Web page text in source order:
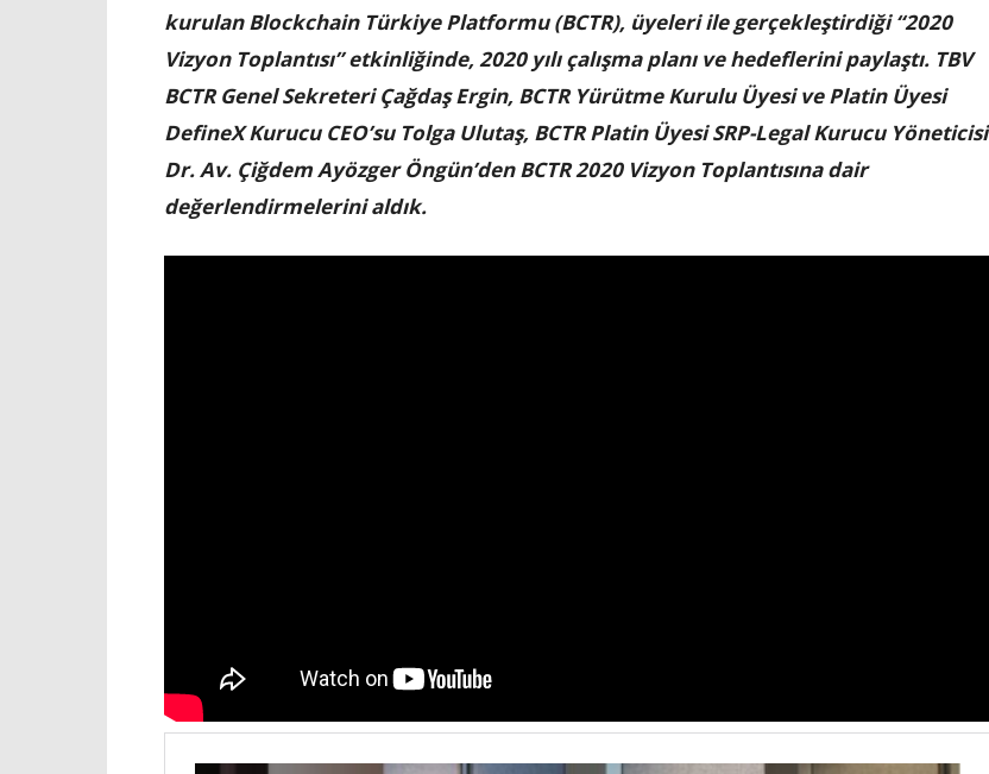
kurulan Blockchain Türkiye Platformu (BCTR), üyeleri ile gerçekleştirdiği “2020
Vizyon Toplantısı” etkinliğinde, 2020 yılı çalışma planı ve hedeflerini paylaştı. TBV
BCTR Genel Sekreteri Çağdaş Ergin, BCTR Yürütme Kurulu Üyesi ve Platin Üyesi
DefineX Kurucu CEO’su Tolga Ulutaş, BCTR Platin Üyesi SRP-Legal Kurucu Yöneticisi
Dr. Av. Çiğdem Ayözger Öngün’den BCTR 2020 Vizyon Toplantısına dair
değerlendirmelerini aldık.